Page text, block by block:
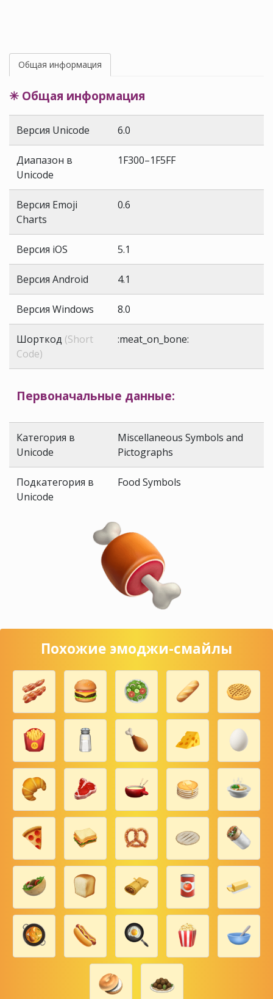
Общая информация
✳ Общая информация
Версия Unicode 6.0
Диапазон в
Unicode
1F300–1F5FF
Версия Emoji
Charts
0.6
Версия iOS 5.1
Версия Android 4.1
Версия Windows 8.0
Шорткод (Short
Code)
:meat_on_bone:
Первоначальные данные:
Категория в
Unicode
Miscellaneous Symbols and
Pictographs
Подкатегория в
Unicode
Food Symbols
Похожие эмоджи-смайлы